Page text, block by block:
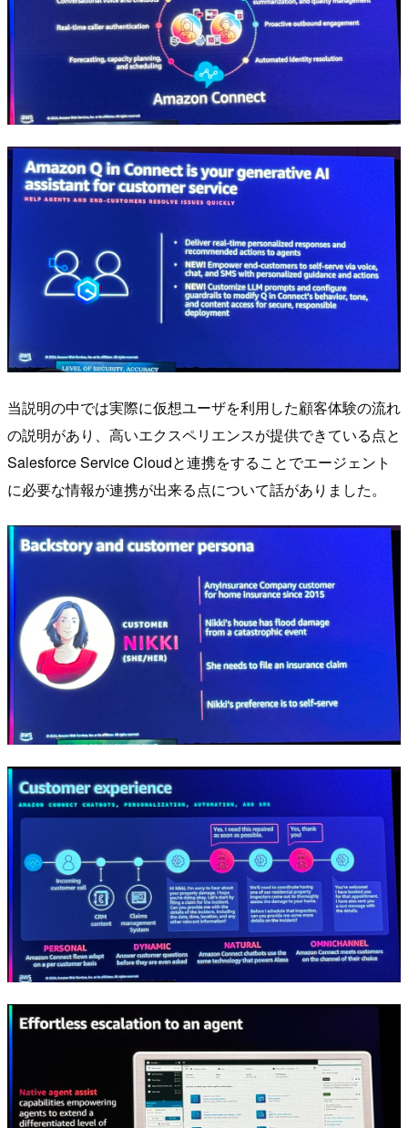
当説明の中では実際に仮想ユーザを利用した顧客体験の流れ
の説明があり、高いエクスペリエンスが提供できている点と
Salesforce Service Cloudと連携をすることでエージェント
に必要な情報が連携が出来る点について話がありました。